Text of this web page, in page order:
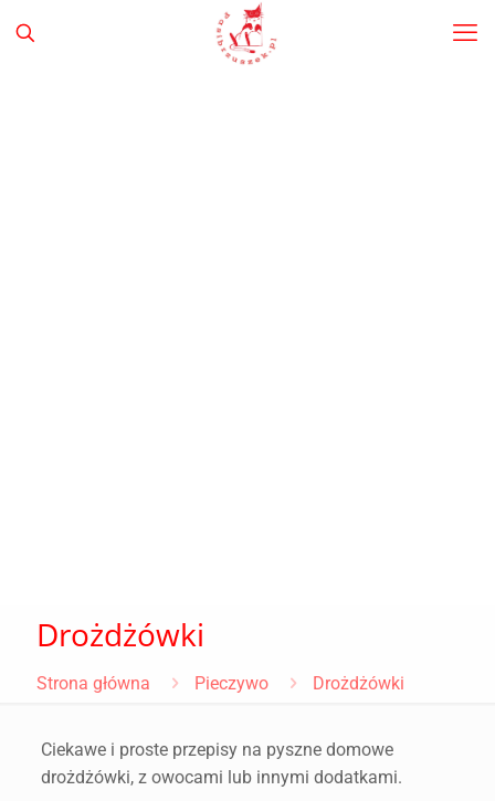
Drożdżówki
Strona główna Pieczywo Drożdżówki
Ciekawe i proste przepisy na pyszne domowe
drożdżówki, z owocami lub innymi dodatkami.